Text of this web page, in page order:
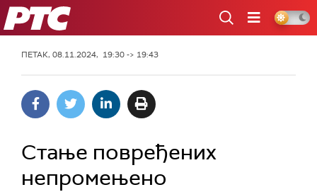
РТС
ПЕТАК, 08.11.2024, 19:30 -> 19:43
Стање повређених
непромењено